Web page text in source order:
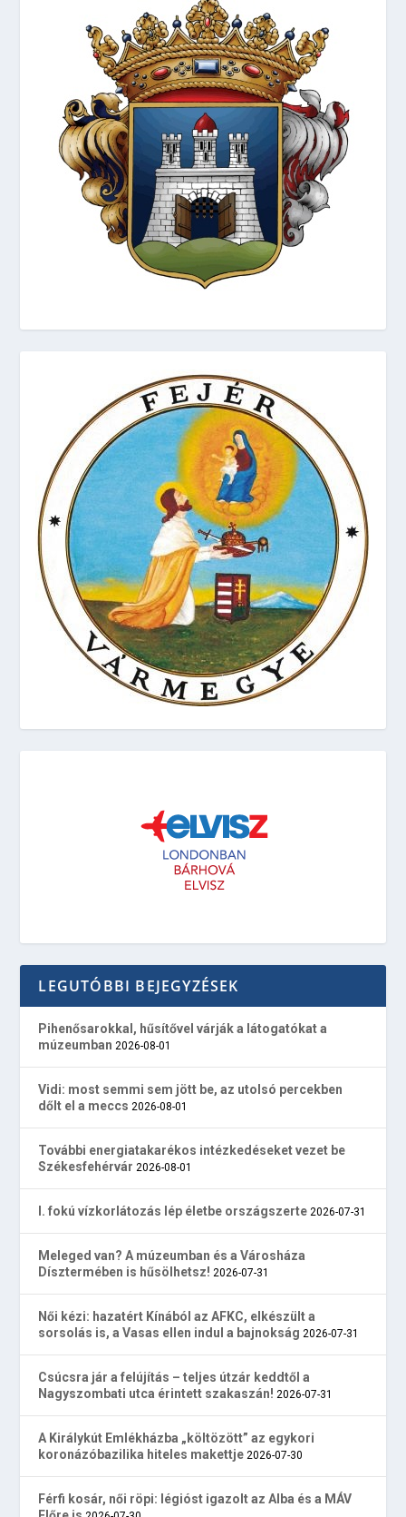
LEGUTÓBBI BEJEGYZÉSEK
Pihenősarokkal, hűsítővel várják a látogatókat a
múzeumban 2026-08-01
Vidi: most semmi sem jött be, az utolsó percekben
dőlt el a meccs 2026-08-01
További energiatakarékos intézkedéseket vezet be
Székesfehérvár 2026-08-01
I. fokú vízkorlátozás lép életbe országszerte 2026-07-31
Meleged van? A múzeumban és a Városháza
Dísztermében is hűsölhetsz! 2026-07-31
Női kézi: hazatért Kínából az AFKC, elkészült a
sorsolás is, a Vasas ellen indul a bajnokság 2026-07-31
Csúcsra jár a felújítás – teljes útzár keddtől a
Nagyszombati utca érintett szakaszán! 2026-07-31
A Királykút Emlékházba „költözött” az egykori
koronázóbazilika hiteles makettje 2026-07-30
Férfi kosár, női röpi: légióst igazolt az Alba és a MÁV